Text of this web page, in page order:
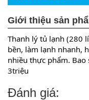
Giới thiệu sản
Thanh lý tủ lạnh (280
bền, làm lạnh nhanh,
nhiều thực phẩm. Bao
3triệu
Đánh giá: